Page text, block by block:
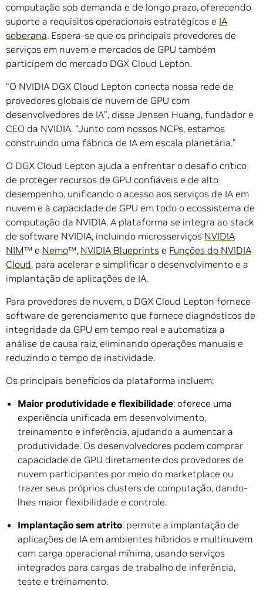
computação sob demanda e de longo prazo, oferecendo
suporte a requisitos operacionais estratégicos e IA
soberana. Espera-se que os principais provedores de
serviços em nuvem e mercados de GPU também
participem do mercado DGX Cloud Lepton.
“O NVIDIA DGX Cloud Lepton conecta nossa rede de
provedores globais de nuvem de GPU com
desenvolvedores de IA”, disse Jensen Huang, fundador e
CEO da NVIDIA. “Junto com nossos NCPs, estamos
construindo uma fábrica de IA em escala planetária.”
O DGX Cloud Lepton ajuda a enfrentar o desafio crítico
de proteger recursos de GPU confiáveis e de alto
desempenho, unificando o acesso aos serviços de IA em
nuvem e à capacidade de GPU em todo o ecossistema de
computação da NVIDIA. A plataforma se integra ao stack
de software NVIDIA, incluindo microsserviços NVIDIA
NIM™ e Nemo™, NVIDIA Blueprints e Funções do NVIDIA
Cloud, para acelerar e simplificar o desenvolvimento e a
implantação de aplicações de IA.
Para provedores de nuvem, o DGX Cloud Lepton fornece
software de gerenciamento que fornece diagnósticos de
integridade da GPU em tempo real e automatiza a
análise de causa raiz, eliminando operações manuais e
reduzindo o tempo de inatividade.
Os principais benefícios da plataforma incluem:
Maior produtividade e flexibilidade: oferece uma
experiência unificada em desenvolvimento,
treinamento e inferência, ajudando a aumentar a
produtividade. Os desenvolvedores podem comprar
capacidade de GPU diretamente dos provedores de
nuvem participantes por meio do marketplace ou
trazer seus próprios clusters de computação, dando-
lhes maior flexibilidade e controle.
Implantação sem atrito: permite a implantação de
aplicações de IA em ambientes híbridos e multinuvem
com carga operacional mínima, usando serviços
integrados para cargas de trabalho de inferência,
teste e treinamento.